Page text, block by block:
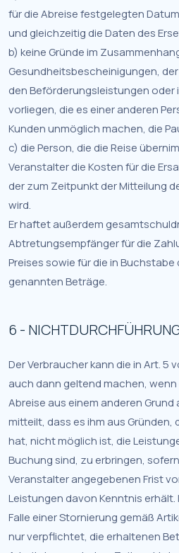
für die Abreise festgelegten
und gleichzeitig die Daten des
b) keine Gründe im
Gesundheitsbescheinigungen,
den Beförderungsleistungen oder
vorliegen, die es einer anderen
Kunden unmöglich machen, die
c) die Person, die die Reise
Veranstalter die Kosten für die
der zum Zeitpunkt der Mitteilung
wird.
Er haftet außerdem
Abtretungsempfänger für die
Preises sowie für die in Buchstabe
genannten Beträge.
6 -
Der Verbraucher kann die in Art. 5
auch dann geltend machen,
Abreise aus einem anderen Grund
mitteilt, dass es ihm aus
hat, nicht möglich ist, die
Buchung sind, zu erbringen,
Veranstalter angegebenen Frist
Leistungen davon Kenntnis erhält.
Falle einer Stornierung gemäß
nur verpflichtet, die erhaltenen